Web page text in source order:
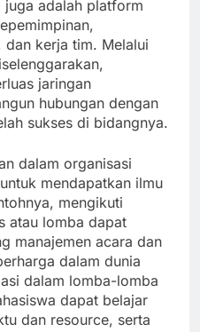
adalah platform
kerja tim. Melalui
jaringan
hubungan dengan
sukses di bidangnya.
dalam organisasi
mendapatkan ilmu
mengikuti
atau lomba dapat
manajemen acara dan
dalam dunia
dalam lomba-lomba
dapat belajar
dan resource, serta